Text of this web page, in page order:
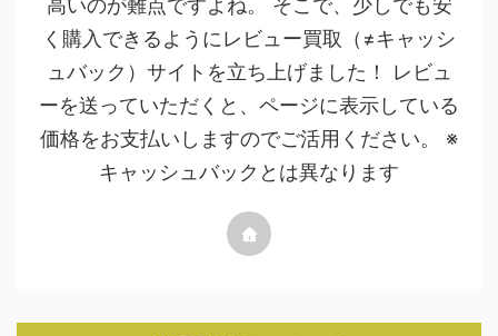
高いのが難点ですよね。 そこで、少しでも安
く購入できるようにレビュー買取（≠キャッシ
ュバック）サイトを立ち上げました！ レビュ
ーを送っていただくと、ページに表示している
価格をお支払いしますのでご活用ください。 ※
キャッシュバックとは異なります